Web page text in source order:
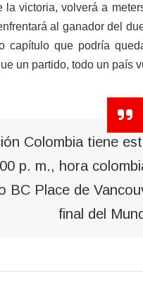
victoria, volverá a
al ganador del
capítulo que podría
un partido, todo un país
Colombia tiene
p. m., hora
BC Place de
final del